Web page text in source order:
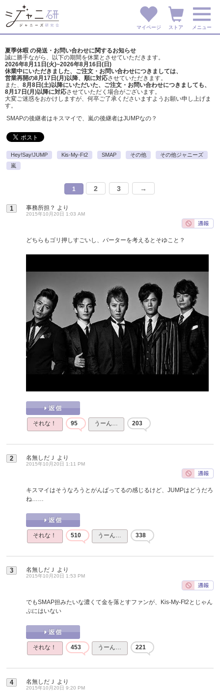
マイページ ストア メニュー
夏季休暇 の発送・お問い合わせに関するお知らせ
誠に勝手ながら、以下の期間を休業とさせていただきます。
2026年8月11日(火)~2026年8月16日(日)
休業中にいただきました、ご注文・お問い合わせにつきましては、
営業再開の8月17日(月)以降、順に対応させていただきます。
また、 8月8日(土)以降にいただいた、ご注文・ お問い合わせにつきましても、
8月17日(月)以降に対応させていただく場合がございます。
大変ご迷惑をおかけしますが、 何卒ご了承くださいますようお願い申し上げま
す。
SMAPの後継者はキスマイで、嵐の後継者はJUMPなの？
Hey!Say!JUMP Kis-My-Ft2 SMAP その他
その他ジャニーズ
嵐
1 2 3 →
1 事務所担？ より
2015年10月20日 1:03 AM
どちらもゴリ押しすごいし、バーターを考えるとそゆこと？
それな！ 95 うーん… 203
2 名無しだＪ より
2015年10月20日 1:11 PM
キスマイはそうなろうとがんばってるの感じるけど、JUMPはどうだろ
ね……
それな！ 510 うーん… 338
3 名無しだＪ より
2015年10月20日 1:53 PM
でもSMAP担みたいな濃くて金を落とすファンが、Kis-My-Ft2とじゃん
ぷにはいない
それな！ 453 うーん… 221
4 名無しだＪ より
2015年10月20日 9:20 PM